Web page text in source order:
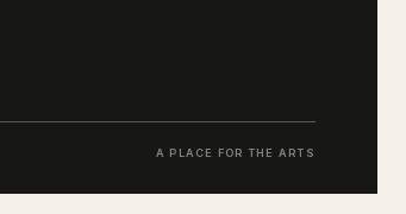
A PLACE FOR THE ARTS